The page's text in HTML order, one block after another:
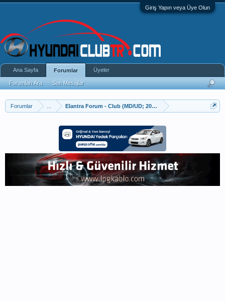
Giriş Yapın veya Üye Olun
Forumlar Elantra Forum - Club (MD/UD; 2010–2015)
Ana Sayfa Forumlar
Forumları Ara Son Mesajlar
Üyeler